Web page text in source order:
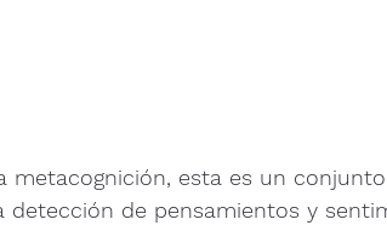
metacognición, esta es un
detección de pensamientos y